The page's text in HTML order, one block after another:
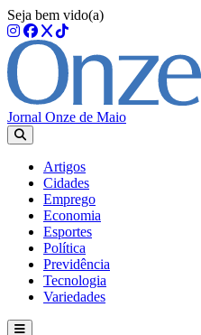
Seja bem vido(a)
Jornal Onze de Maio
Artigos
Cidades
Emprego
Economia
Esportes
Política
Previdência
Tecnologia
Variedades